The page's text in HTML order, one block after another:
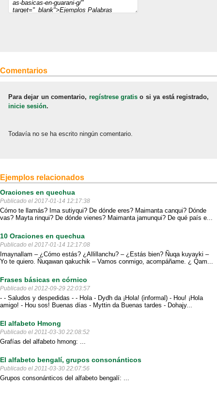
Comentarios
Para dejar un comentario, regístrese gratis o si ya está registrado,
inicie sesión.
Todavía no se ha escrito ningún comentario.
Ejemplos relacionados
Oraciones en quechua
Publicado el 2017-01-14 12:17:38
Cómo te llamás? Ima sutiyqui? De dónde eres? Maimanta canqui? Dónde
vas? Mayta rinqui? De dónde vienes? Maimanta jamunqui? De qué país e...
10 Oraciones en quechua
Publicado el 2017-01-14 12:17:08
Imaynallam – ¿Cómo estás? ¿Allillanchu? – ¿Estás bien? Ñuqa kuyayki –
Yo te quiero. Ñuqawan qakuchik – Vamos conmigo, acompáñame. ¿ Qam...
Frases básicas en córnico
Publicado el 2012-09-29 22:03:57
- - Saludos y despedidas - - Hola - Dydh da ¡Hola! (informal) - Hou! ¡Hola
amigo! - Hou sos! Buenas días - Myttin da Buenas tardes - Dohajy...
El alfabeto Hmong
Publicado el 2011-03-30 22:08:52
Grafías del alfabeto hmong: ...
El alfabeto bengalí, grupos consonánticos
Publicado el 2011-03-30 22:07:56
Grupos consonánticos del alfabeto bengalí: ...